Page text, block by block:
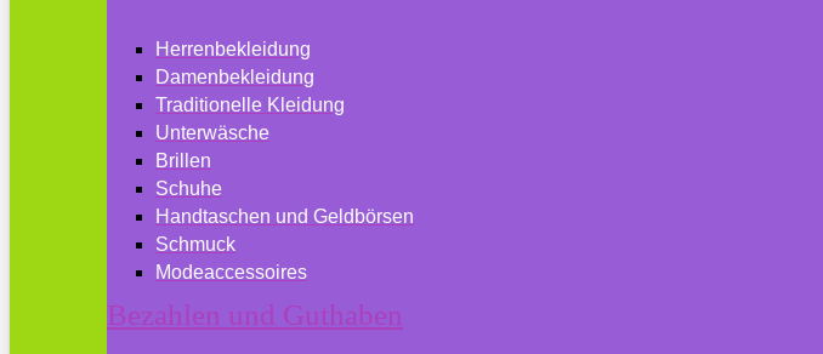
Herrenbekleidung
Damenbekleidung
Traditionelle Kleidung
Unterwäsche
Brillen
Schuhe
Handtaschen und Geldbörsen
Schmuck
Modeaccessoires
Bezahlen und Guthaben